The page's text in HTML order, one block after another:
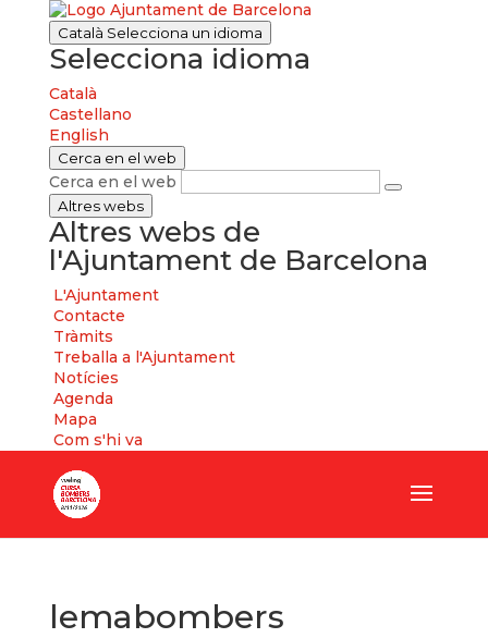
Català Selecciona un idioma
Selecciona idioma
Català
Castellano
English
Cerca en el web
Cerca en el web
Altres webs
Altres webs de
l'Ajuntament de Barcelona
L'Ajuntament
Contacte
Tràmits
Treballa a l'Ajuntament
Notícies
Agenda
Mapa
Com s'hi va
lemabombers